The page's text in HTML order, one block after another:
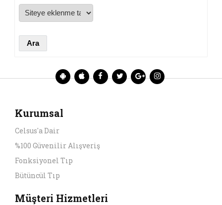
Kurumsal
Celsus'a Dair
%100 Güvenilir Alışveriş
Fonksiyonel Tıp
Bütüncül Tıp
Müşteri Hizmetleri